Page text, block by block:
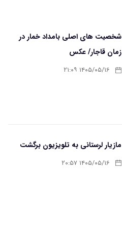
شخصیت های اصلی بامداد خمار در
زمان قاجار/ عکس
۱۴۰۵/۰۵/۱۶ ۲۱:۰۹
مازیار لرستانی به تلویزیون برگشت
۱۴۰۵/۰۵/۱۶ ۲۰:۵۷